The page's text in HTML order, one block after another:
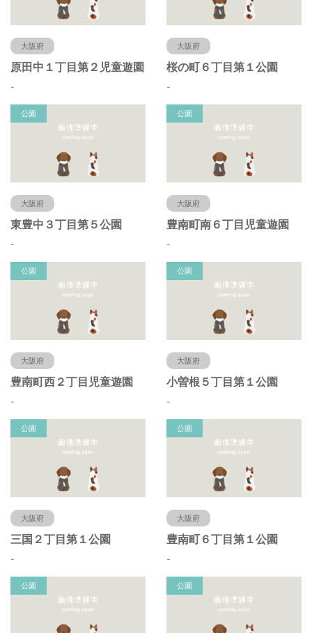
大阪府
原田中１丁目第２児童遊園
-
大阪府
桜の町６丁目第１公園
-
公園
大阪府
東豊中３丁目第５公園
-
公園
大阪府
豊南町南６丁目児童遊園
-
公園
大阪府
豊南町西２丁目児童遊園
-
公園
大阪府
小曽根５丁目第１公園
-
公園
大阪府
三国２丁目第１公園
-
公園
大阪府
豊南町６丁目第１公園
-
公園 公園